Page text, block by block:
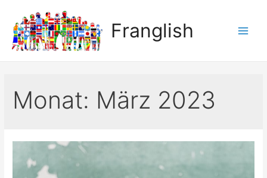
Franglish
Monat: März 2023